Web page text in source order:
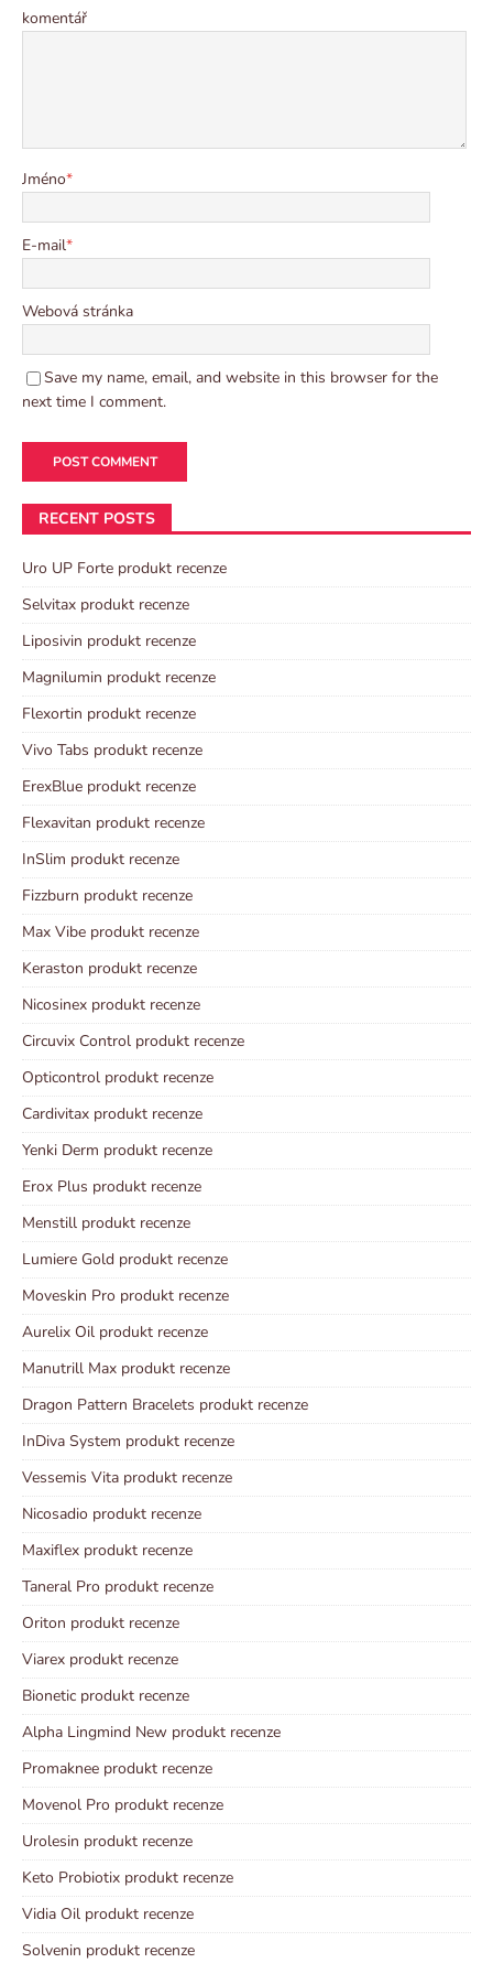
komentář
Jméno*
E-mail*
Webová stránka
Save my name, email, and website in this browser for the
next time I comment.
RECENT POSTS
Uro UP Forte produkt recenze
Selvitax produkt recenze
Liposivin produkt recenze
Magnilumin produkt recenze
Flexortin produkt recenze
Vivo Tabs produkt recenze
ErexBlue produkt recenze
Flexavitan produkt recenze
InSlim produkt recenze
Fizzburn produkt recenze
Max Vibe produkt recenze
Keraston produkt recenze
Nicosinex produkt recenze
Circuvix Control produkt recenze
Opticontrol produkt recenze
Cardivitax produkt recenze
Yenki Derm produkt recenze
Erox Plus produkt recenze
Menstill produkt recenze
Lumiere Gold produkt recenze
Moveskin Pro produkt recenze
Aurelix Oil produkt recenze
Manutrill Max produkt recenze
Dragon Pattern Bracelets produkt recenze
InDiva System produkt recenze
Vessemis Vita produkt recenze
Nicosadio produkt recenze
Maxiflex produkt recenze
Taneral Pro produkt recenze
Oriton produkt recenze
Viarex produkt recenze
Bionetic produkt recenze
Alpha Lingmind New produkt recenze
Promaknee produkt recenze
Movenol Pro produkt recenze
Urolesin produkt recenze
Keto Probiotix produkt recenze
Vidia Oil produkt recenze
Solvenin produkt recenze